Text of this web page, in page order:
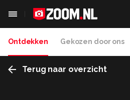
Ontdekken Gekozen door ons
Terug naar overzicht